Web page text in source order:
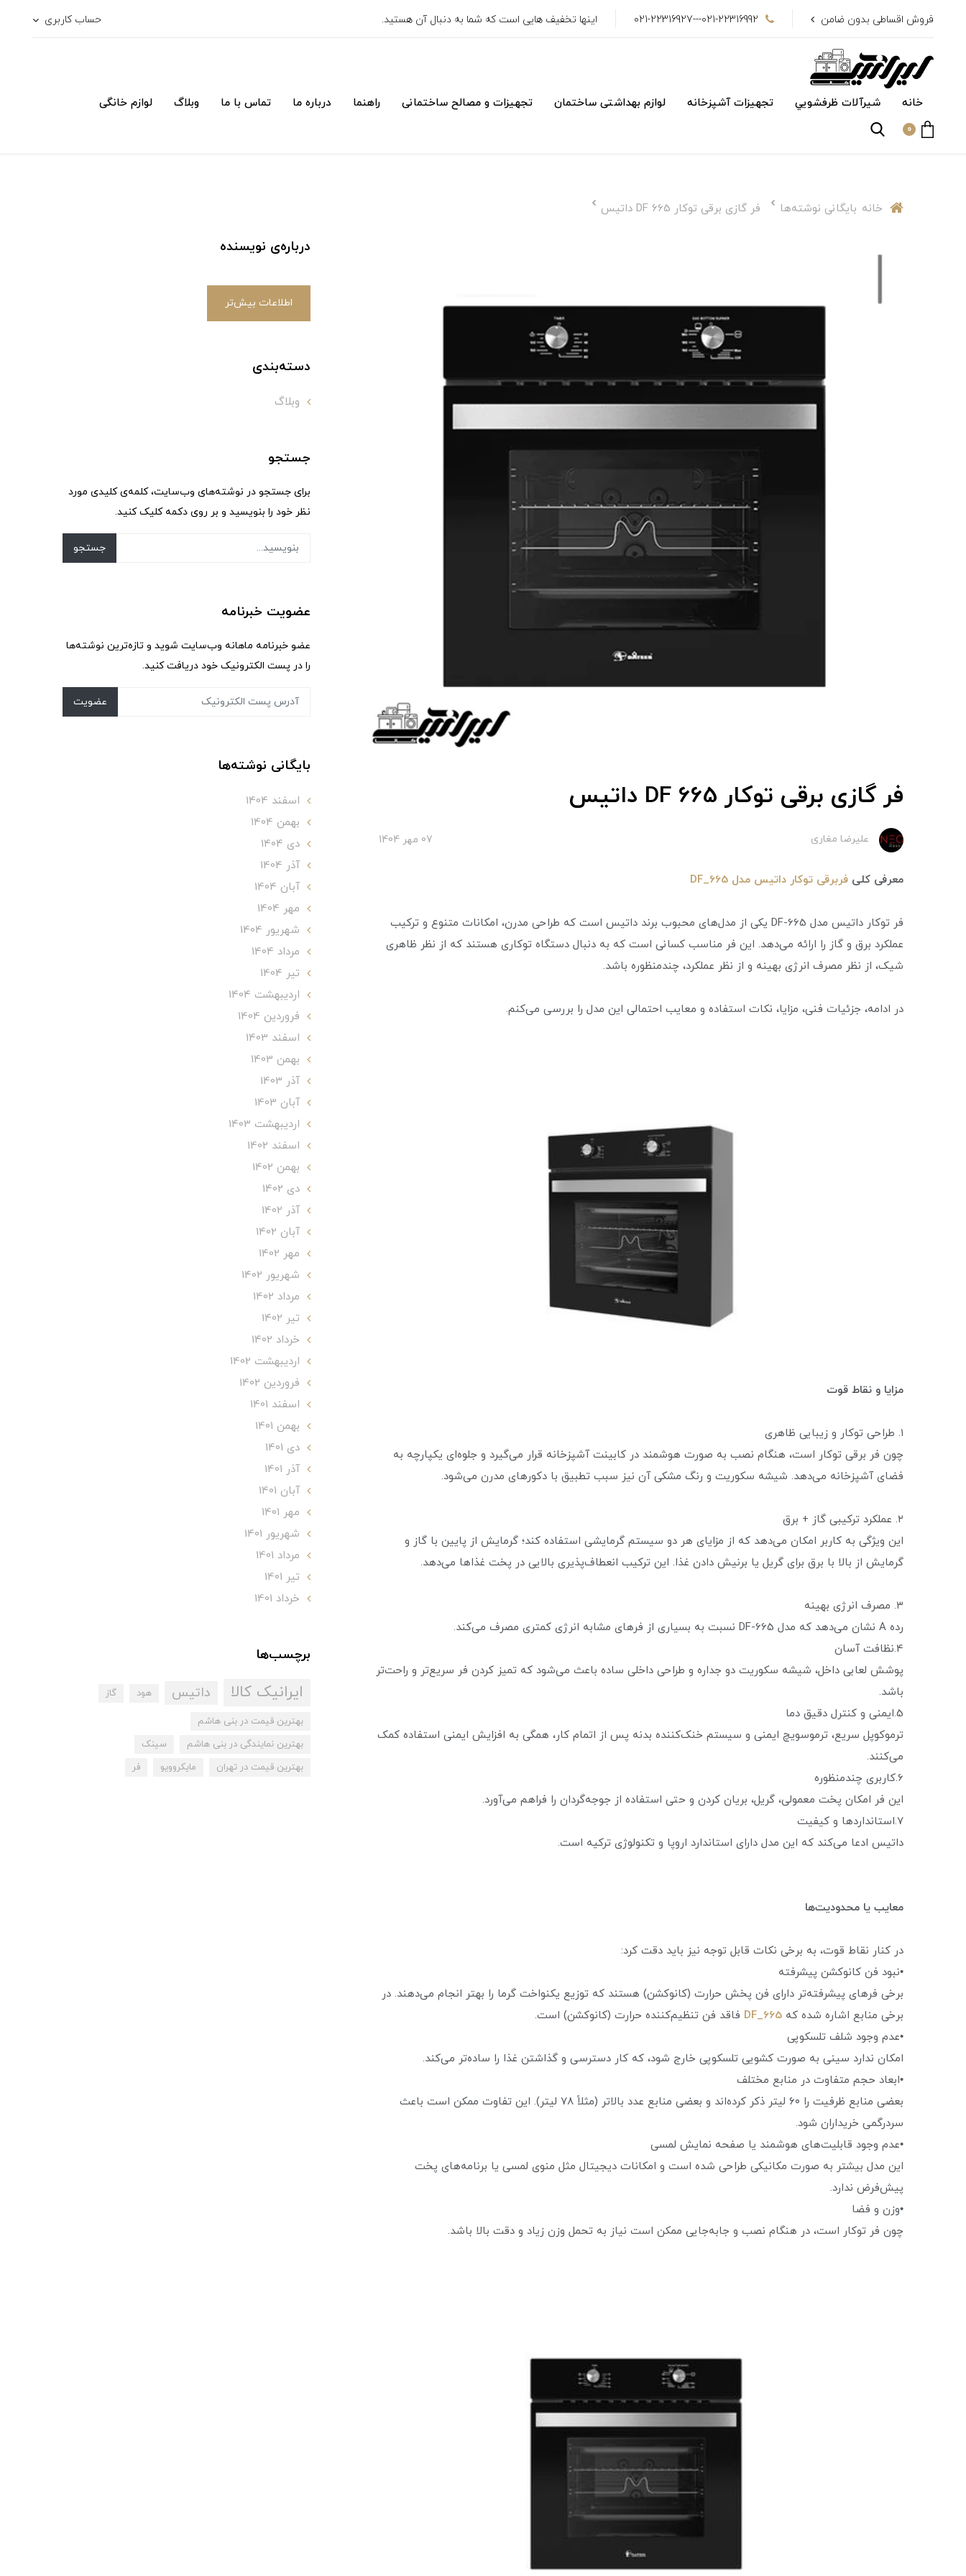
فروش اقساطی بدون ضامن 021-22316992---021-22316927 اینها تخفیف هایی است که شما به دنبال آن هستید. حساب کاربری
خانه شیرآلات ظرفشويي تجهیزات آشپزخانه لوازم بهداشتی ساختمان تجهیزات و مصالح ساختمانی راهنما درباره ما تماس با ما وبلاگ لوازم خانگی
0
خانه بایگانی نوشته‌ها فر گازی برقی توکار DF 665 داتیس
فر گازی برقی توکار DF 665 داتیس
علیرضا مغاری 07 مهر 1404
معرفی کلی فربرقی توکار داتیس مدل DF_665
فر توکار داتیس مدل DF-665 یکی از مدل‌های محبوب برند داتیس است که طراحی مدرن، امکانات متنوع و ترکیب
عملکرد برق و گاز را ارائه می‌دهد. این فر مناسب کسانی است که به دنبال دستگاه توکاری هستند که از نظر ظاهری
شیک، از نظر مصرف انرژی بهینه و از نظر عملکرد، چندمنظوره باشد.
در ادامه، جزئیات فنی، مزایا، نکات استفاده و معایب احتمالی این مدل را بررسی می‌کنم.
مزایا و نقاط قوت
۱. طراحی توکار و زیبایی ظاهری
چون فر برقی توکار است، هنگام نصب به صورت هوشمند در کابینت آشپزخانه قرار می‌گیرد و جلوه‌ای یکپارچه به
فضای آشپزخانه می‌دهد. شیشه سکوریت و رنگ مشکی آن نیز سبب تطبیق با دکورهای مدرن می‌شود.
۲. عملکرد ترکیبی گاز + برق
این ویژگی به کاربر امکان می‌دهد که از مزایای هر دو سیستم گرمایشی استفاده کند؛ گرمایش از پایین با گاز و
گرمایش از بالا با برق برای گریل یا برنیش دادن غذا. این ترکیب انعطاف‌پذیری بالایی در پخت غذاها می‌دهد.
۳. مصرف انرژی بهینه
رده A نشان می‌دهد که مدل DF-665 نسبت به بسیاری از فرهای مشابه انرژی کمتری مصرف می‌کند.
4.نظافت آسان
پوشش لعابی داخل، شیشه سکوریت دو جداره و طراحی داخلی ساده باعث می‌شود که تمیز کردن فر سریع‌تر و راحت‌تر
باشد.
5.ایمنی و کنترل دقیق دما
ترموکوپل سریع، ترموسویچ ایمنی و سیستم خنک‌کننده بدنه پس از اتمام کار، همگی به افزایش ایمنی استفاده کمک
می‌کنند.
6.کاربری چندمنظوره
این فر امکان پخت معمولی، گریل، بریان کردن و حتی استفاده از جوجه‌گردان را فراهم می‌آورد.
7.استانداردها و کیفیت
داتیس ادعا می‌کند که این مدل دارای استاندارد اروپا و تکنولوژی ترکیه است.
معایب یا محدودیت‌ها
در کنار نقاط قوت، به برخی نکات قابل توجه نیز باید دقت کرد:
•نبود فن کانوکشن پیشرفته
برخی فرهای پیشرفته‌تر دارای فن پخش حرارت (کانوکشن) هستند که توزیع یکنواخت گرما را بهتر انجام می‌دهند. در
برخی منابع اشاره شده که DF_665 فاقد فن تنظیم‌کننده حرارت (کانوکشن) است.
•عدم وجود شلف تلسکوپی
امکان ندارد سینی به صورت کشویی تلسکوپی خارج شود، که کار دسترسی و گذاشتن غذا را ساده‌تر می‌کند.
•ابعاد حجم متفاوت در منابع مختلف
بعضی منابع ظرفیت را ۶۰ لیتر ذکر کرده‌اند و بعضی منابع عدد بالاتر (مثلاً ۷۸ لیتر). این تفاوت ممکن است باعث
سردرگمی خریداران شود.
•عدم وجود قابلیت‌های هوشمند یا صفحه نمایش لمسی
این مدل بیشتر به صورت مکانیکی طراحی شده است و امکانات دیجیتال مثل منوی لمسی یا برنامه‌های پخت
پیش‌فرض ندارد.
•وزن و فضا
چون فر توکار است، در هنگام نصب و جا‌به‌جایی ممکن است نیاز به تحمل وزن زیاد و دقت بالا باشد.
درباره‌ی نویسنده
اطلاعات بیش‌تر
دسته‌بندی
وبلاگ
جستجو
برای جستجو در نوشته‌های وب‌سایت، کلمه‌ی کلیدی مورد
نظر خود را بنویسید و بر روی دکمه کلیک کنید.
جستجو
عضویت خبرنامه
عضو خبرنامه ماهانه وب‌سایت شوید و تازه‌ترین نوشته‌ها
را در پست الکترونیک خود دریافت کنید.
عضویت
بایگانی نوشته‌ها
اسفند 1404
بهمن 1404
دی 1404
آذر 1404
آبان 1404
مهر 1404
شهریور 1404
مرداد 1404
تير 1404
ارديبهشت 1404
فروردین 1404
اسفند 1403
بهمن 1403
آذر 1403
آبان 1403
ارديبهشت 1403
اسفند 1402
بهمن 1402
دی 1402
آذر 1402
آبان 1402
مهر 1402
شهریور 1402
مرداد 1402
تير 1402
خرداد 1402
ارديبهشت 1402
فروردین 1402
اسفند 1401
بهمن 1401
دی 1401
آذر 1401
آبان 1401
مهر 1401
شهریور 1401
مرداد 1401
تير 1401
خرداد 1401
برچسب‌ها
ایرانیک کالا داتیس هود گاز
بهترین قیمت در بنی هاشم
بهترین نمایندگی در بنی هاشم
سینک
بهترین قیمت در تهران
مایکروویو فر